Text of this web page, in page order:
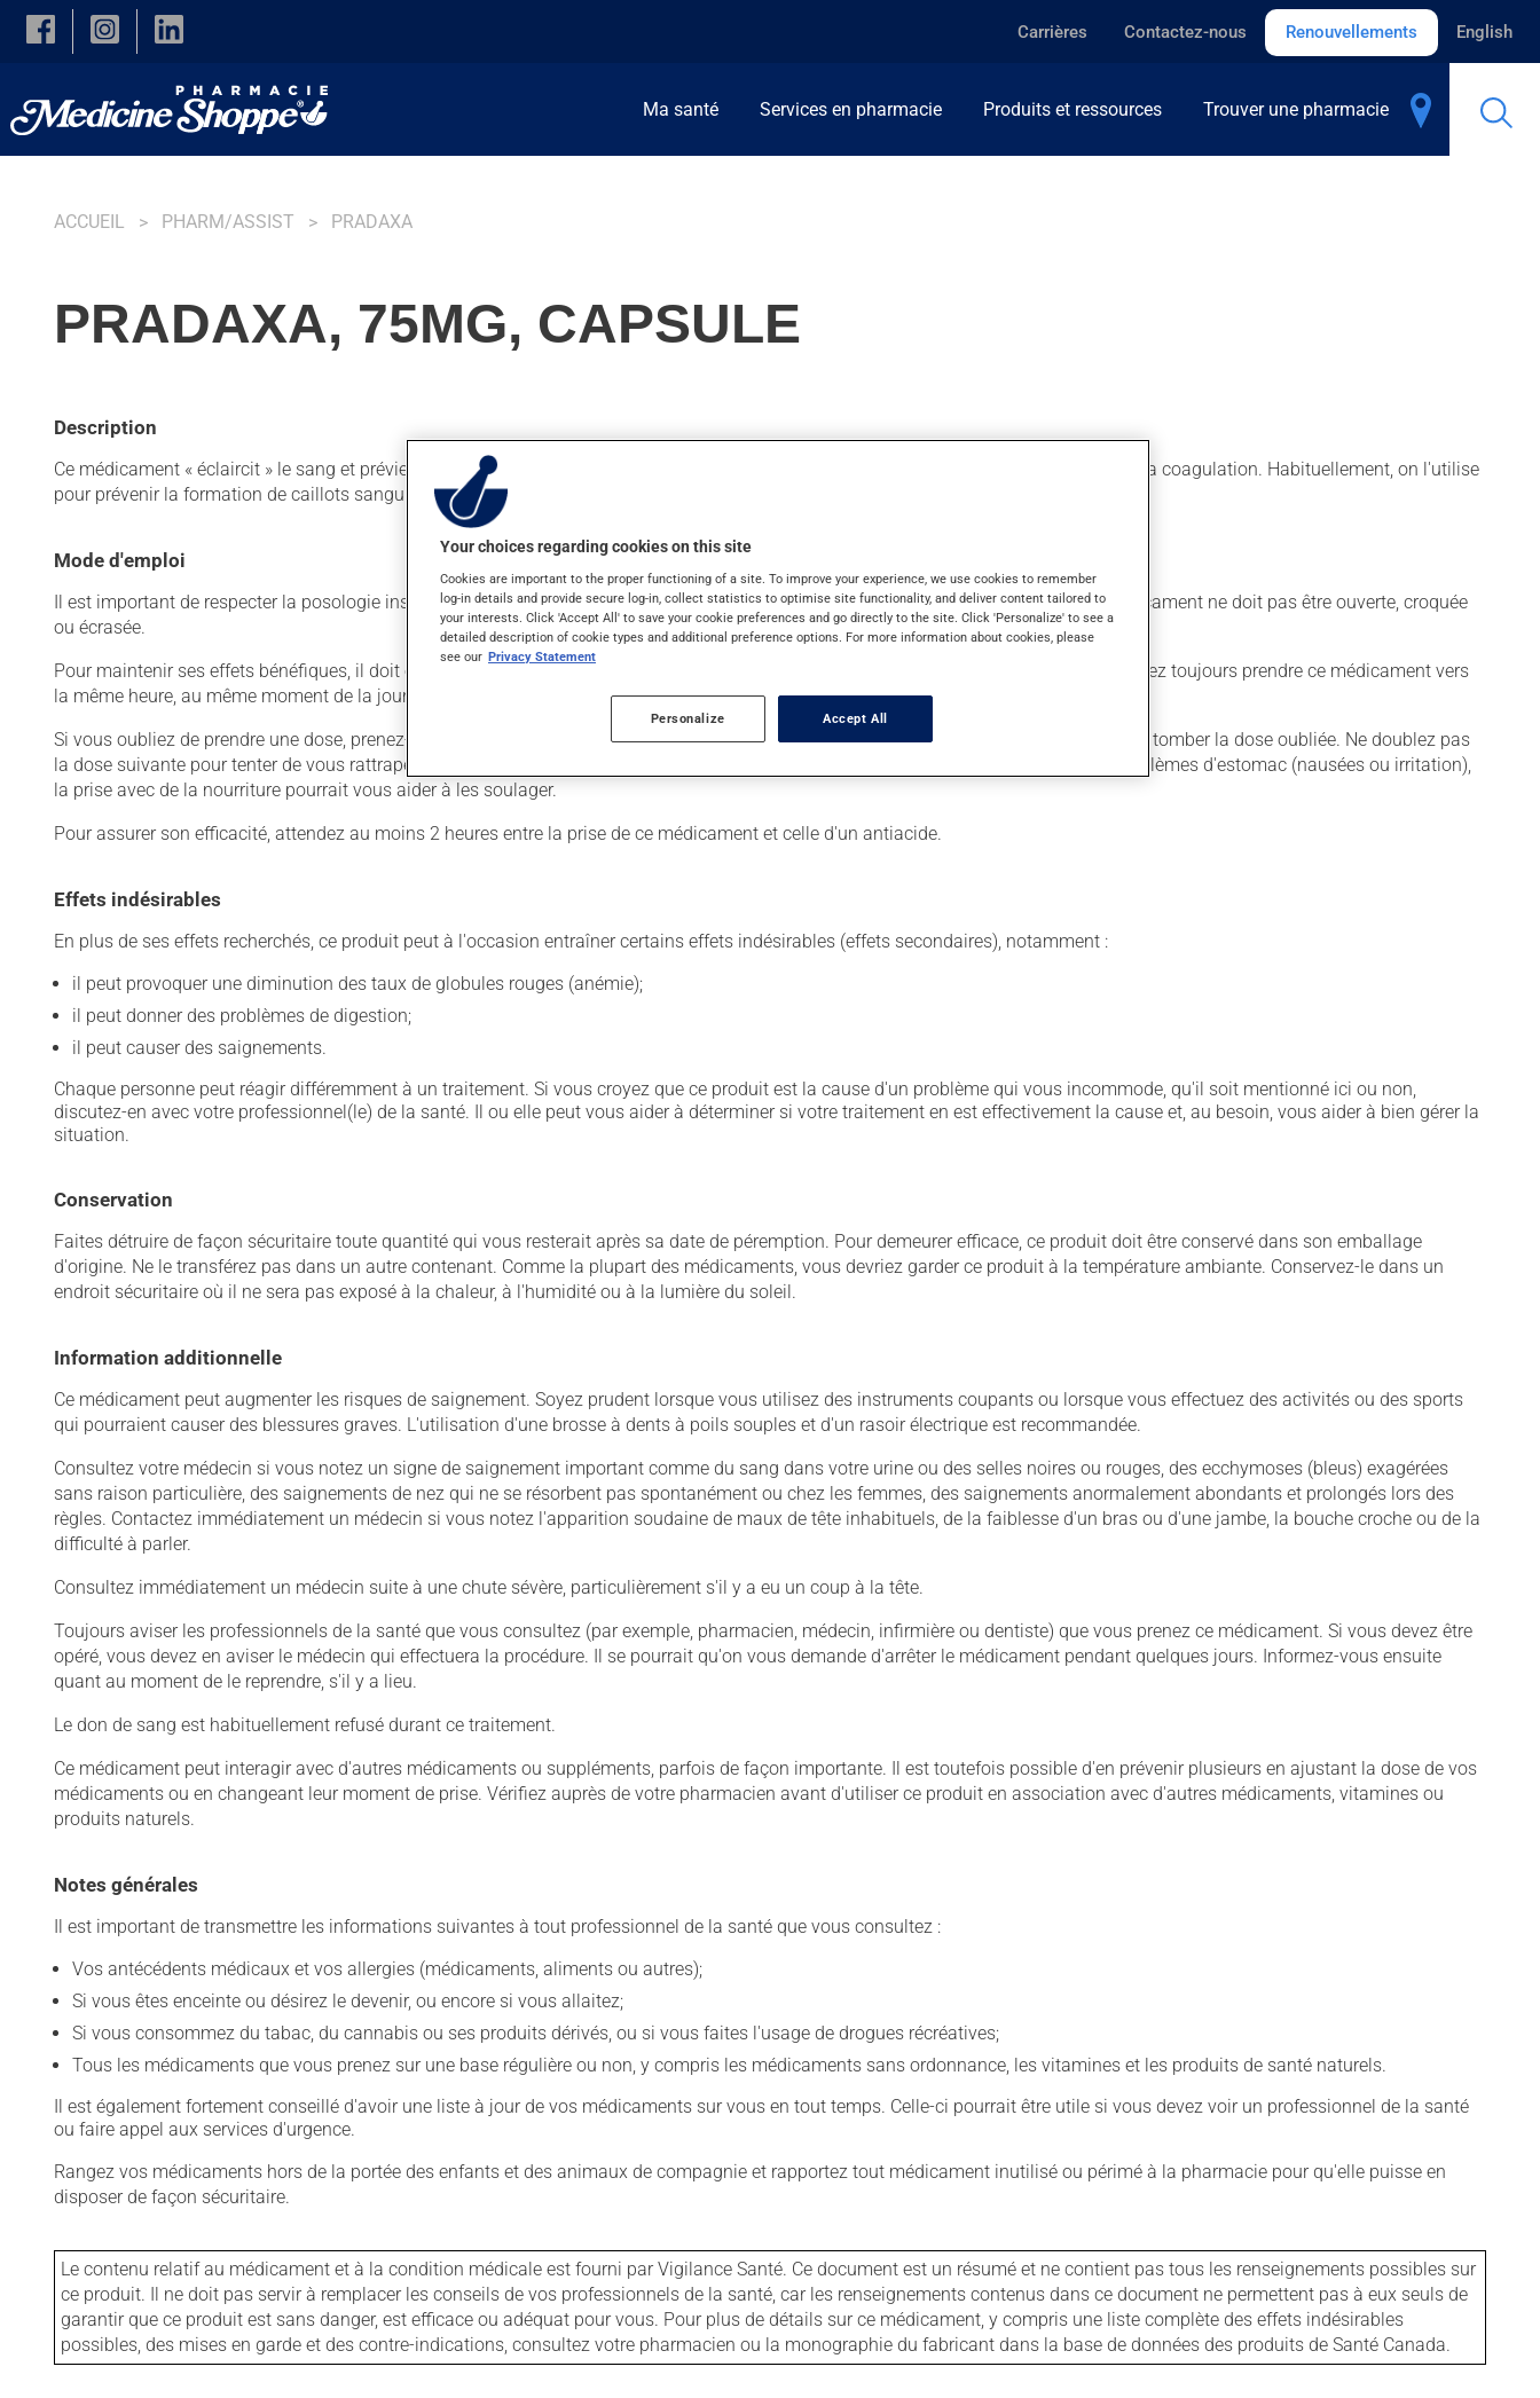
Skip to main content
Carrières Contactez-nous Renouvellements English
Ma santé Services en pharmacie Produits et ressources Trouver une pharmacie
ACCUEIL PHARM/ASSIST PRADAXA
PRADAXA, 75MG, CAPSULE
Description
Ce médicament « éclaircit » le sang et prévient le blocage des vaisseaux sanguins. Il agit sur certains éléments du sang impliqués dans la coagulation. Habituellement, on l'utilise
pour prévenir la formation de caillots sanguins. On l'emploie aussi pour la thrombose veineuse profonde ou pour l'embolie pulmonaire.
Mode d'emploi
Il est important de respecter la posologie inscrite sur l'étiquette. N'en utilisez pas plus, ni plus souvent qu'indiqué. La capsule de ce médicament ne doit pas être ouverte, croquée
ou écrasée.
Pour maintenir ses effets bénéfiques, il doit être utilisé de façon régulière et continue. Assurez-vous de ne jamais en manquer. Vous devriez toujours prendre ce médicament vers
la même heure, au même moment de la journée.
Si vous oubliez de prendre une dose, prenez-la dès que vous y pensez. S'il est presque l'heure de votre dose suivante, laissez simplement tomber la dose oubliée. Ne doublez pas
la dose suivante pour tenter de vous rattraper. Ce médicament peut être pris avec ou sans nourriture. Si toutefois il vous causait des problèmes d'estomac (nausées ou irritation),
la prise avec de la nourriture pourrait vous aider à les soulager.
Pour assurer son efficacité, attendez au moins 2 heures entre la prise de ce médicament et celle d'un antiacide.
Effets indésirables
En plus de ses effets recherchés, ce produit peut à l'occasion entraîner certains effets indésirables (effets secondaires), notamment :
il peut provoquer une diminution des taux de globules rouges (anémie);
il peut donner des problèmes de digestion;
il peut causer des saignements.
Chaque personne peut réagir différemment à un traitement. Si vous croyez que ce produit est la cause d'un problème qui vous incommode, qu'il soit mentionné ici ou non,
discutez-en avec votre professionnel(le) de la santé. Il ou elle peut vous aider à déterminer si votre traitement en est effectivement la cause et, au besoin, vous aider à bien gérer la
situation.
Conservation
Faites détruire de façon sécuritaire toute quantité qui vous resterait après sa date de péremption. Pour demeurer efficace, ce produit doit être conservé dans son emballage
d'origine. Ne le transférez pas dans un autre contenant. Comme la plupart des médicaments, vous devriez garder ce produit à la température ambiante. Conservez-le dans un
endroit sécuritaire où il ne sera pas exposé à la chaleur, à l'humidité ou à la lumière du soleil.
Information additionnelle
Ce médicament peut augmenter les risques de saignement. Soyez prudent lorsque vous utilisez des instruments coupants ou lorsque vous effectuez des activités ou des sports
qui pourraient causer des blessures graves. L'utilisation d'une brosse à dents à poils souples et d'un rasoir électrique est recommandée.
Consultez votre médecin si vous notez un signe de saignement important comme du sang dans votre urine ou des selles noires ou rouges, des ecchymoses (bleus) exagérées
sans raison particulière, des saignements de nez qui ne se résorbent pas spontanément ou chez les femmes, des saignements anormalement abondants et prolongés lors des
règles. Contactez immédiatement un médecin si vous notez l'apparition soudaine de maux de tête inhabituels, de la faiblesse d'un bras ou d'une jambe, la bouche croche ou de la
difficulté à parler.
Consultez immédiatement un médecin suite à une chute sévère, particulièrement s'il y a eu un coup à la tête.
Toujours aviser les professionnels de la santé que vous consultez (par exemple, pharmacien, médecin, infirmière ou dentiste) que vous prenez ce médicament. Si vous devez être
opéré, vous devez en aviser le médecin qui effectuera la procédure. Il se pourrait qu'on vous demande d'arrêter le médicament pendant quelques jours. Informez-vous ensuite
quant au moment de le reprendre, s'il y a lieu.
Le don de sang est habituellement refusé durant ce traitement.
Ce médicament peut interagir avec d'autres médicaments ou suppléments, parfois de façon importante. Il est toutefois possible d'en prévenir plusieurs en ajustant la dose de vos
médicaments ou en changeant leur moment de prise. Vérifiez auprès de votre pharmacien avant d'utiliser ce produit en association avec d'autres médicaments, vitamines ou
produits naturels.
Notes générales
Il est important de transmettre les informations suivantes à tout professionnel de la santé que vous consultez :
Vos antécédents médicaux et vos allergies (médicaments, aliments ou autres);
Si vous êtes enceinte ou désirez le devenir, ou encore si vous allaitez;
Si vous consommez du tabac, du cannabis ou ses produits dérivés, ou si vous faites l'usage de drogues récréatives;
Tous les médicaments que vous prenez sur une base régulière ou non, y compris les médicaments sans ordonnance, les vitamines et les produits de santé naturels.
Il est également fortement conseillé d'avoir une liste à jour de vos médicaments sur vous en tout temps. Celle-ci pourrait être utile si vous devez voir un professionnel de la santé
ou faire appel aux services d'urgence.
Rangez vos médicaments hors de la portée des enfants et des animaux de compagnie et rapportez tout médicament inutilisé ou périmé à la pharmacie pour qu'elle puisse en
disposer de façon sécuritaire.
Le contenu relatif au médicament et à la condition médicale est fourni par Vigilance Santé. Ce document est un résumé et ne contient pas tous les renseignements possibles sur
ce produit. Il ne doit pas servir à remplacer les conseils de vos professionnels de la santé, car les renseignements contenus dans ce document ne permettent pas à eux seuls de
garantir que ce produit est sans danger, est efficace ou adéquat pour vous. Pour plus de détails sur ce médicament, y compris une liste complète des effets indésirables
possibles, des mises en garde et des contre-indications, consultez votre pharmacien ou la monographie du fabricant dans la base de données des produits de Santé Canada.
Your choices regarding cookies on this site
Cookies are important to the proper functioning of a site. To improve your experience, we use cookies to remember
log-in details and provide secure log-in, collect statistics to optimise site functionality, and deliver content tailored to
your interests. Click 'Accept All' to save your cookie preferences and go directly to the site. Click 'Personalize' to see a
detailed description of cookie types and additional preference options. For more information about cookies, please
see our Privacy Statement
Personalize Accept All